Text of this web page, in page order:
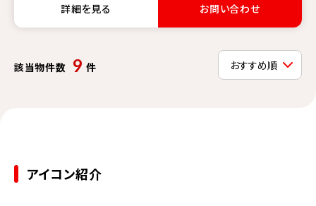
詳細を見る お問い合わせ
該当物件数 9 件
アイコン紹介